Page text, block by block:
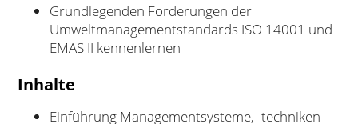
Grundlegenden Forderungen der
Umweltmanagementstandards ISO 14001 und
EMAS II kennenlernen
Inhalte
Einführung Managementsysteme, -techniken